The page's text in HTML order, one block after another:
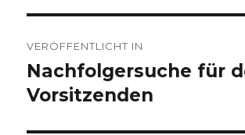
VERÖFFENTLICHT IN
Nachfolgersuche für
Vorsitzenden